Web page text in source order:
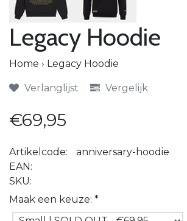
Legacy Hoodie
Home › Legacy Hoodie
Verlanglijst Vergelijk
€69,95
Artikelcode:
anniversary-hoodie
EAN:
SKU:
Maak een keuze: *